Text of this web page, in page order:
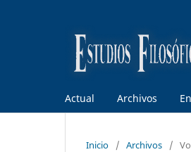
Actual Archivos
Inicio / Archivos /